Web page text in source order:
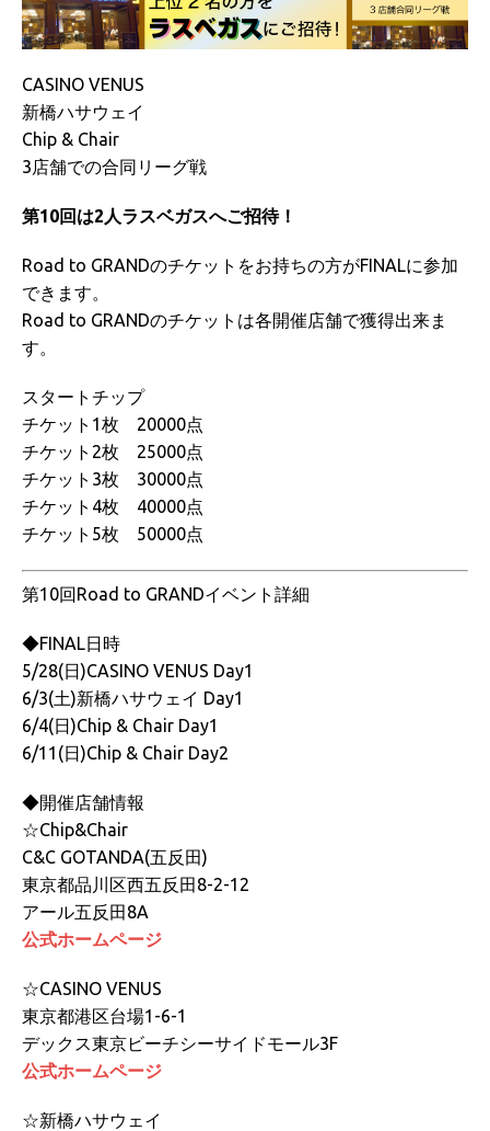
CASINO VENUS
新橋ハサウェイ
Chip & Chair
3店舗での合同リーグ戦
第10回は2人ラスベガスへご招待！
Road to GRANDのチケットをお持ちの方がFINALに参加
できます。
Road to GRANDのチケットは各開催店舗で獲得出来ま
す。
スタートチップ
チケット1枚 20000点
チケット2枚 25000点
チケット3枚 30000点
チケット4枚 40000点
チケット5枚 50000点
第10回Road to GRANDイベント詳細
◆FINAL日時
5/28(日)CASINO VENUS Day1
6/3(土)新橋ハサウェイ Day1
6/4(日)Chip & Chair Day1
6/11(日)Chip & Chair Day2
◆開催店舗情報
☆Chip&Chair
C&C GOTANDA(五反田)
東京都品川区西五反田8-2-12
アール五反田8A
公式ホームページ
☆CASINO VENUS
東京都港区台場1-6-1
デックス東京ビーチシーサイドモール3F
公式ホームページ
☆新橋ハサウェイ